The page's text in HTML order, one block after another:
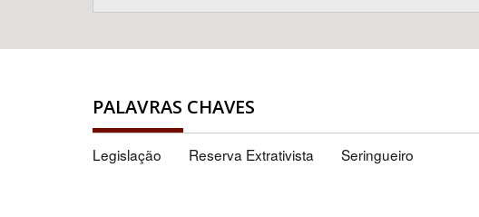
PALAVRAS CHAVES
Legislação Reserva Extrativista Seringueiro